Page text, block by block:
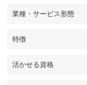
業種・サービス形態
特徴
活かせる資格